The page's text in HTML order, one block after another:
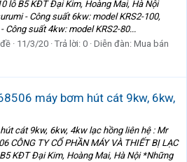
lô B5 KĐT Đại Kim, Hoàng Mai, Hà Nội
- Công suất 6kw: model KRS2-100,
Công suất 4kw: model KRS2-80...
11/3/20 Trả lời: 0 Diễn đàn: Mua bán
máy bơm hút cát 9kw, 6kw,
cát 9kw, 6kw, 4kw lạc hồng liên hệ : Mr
CÔNG TY CỔ PHẦN MÁY VÀ THIẾT BỊ LẠC
KĐT Đại Kim, Hoàng Mai, Hà Nội *Những